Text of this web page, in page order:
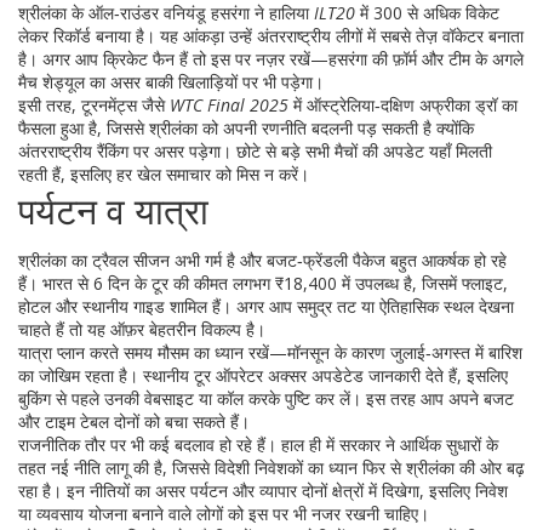
श्रीलंका के ऑल‑राउंडर वनियंडू हसरंगा ने हालियाILT20 में 300 से अधिक विकेट
लेकर रिकॉर्ड बनाया है। यह आंकड़ा उन्हें अंतरराष्ट्रीय लीगों में सबसे तेज़ वॉकेटर बनाता
है। अगर आप क्रिकेट फैन हैं तो इस पर नज़र रखें—हसरंगा की फ़ॉर्म और टीम के अगले
मैच शेड्यूल का असर बाकी खिलाड़ियों पर भी पड़ेगा।
इसी तरह, टूरनमेंट्स जैसे WTC Final 2025 में ऑस्ट्रेलिया‑दक्षिण अफ्रीका ड्रॉ का
फैसला हुआ है, जिससे श्रीलंका को अपनी रणनीति बदलनी पड़ सकती है क्योंकि
अंतरराष्ट्रीय रैंकिंग पर असर पड़ेगा। छोटे से बड़े सभी मैचों की अपडेट यहाँ मिलती
रहती हैं, इसलिए हर खेल समाचार को मिस न करें।
पर्यटन व यात्रा
श्रीलंका का ट्रैवल सीजन अभी गर्म है और बजट‑फ्रेंडली पैकेज बहुत आकर्षक हो रहे
हैं। भारत से 6 दिन के टूर की कीमत लगभग ₹18,400 में उपलब्ध है, जिसमें फ्लाइट,
होटल और स्थानीय गाइड शामिल हैं। अगर आप समुद्र तट या ऐतिहासिक स्थल देखना
चाहते हैं तो यह ऑफ़र बेहतरीन विकल्प है।
यात्रा प्लान करते समय मौसम का ध्यान रखें—मॉनसून के कारण जुलाई‑अगस्त में बारिश
का जोखिम रहता है। स्थानीय टूर ऑपरेटर अक्सर अपडेटेड जानकारी देते हैं, इसलिए
बुकिंग से पहले उनकी वेबसाइट या कॉल करके पुष्टि कर लें। इस तरह आप अपने बजट
और टाइम टेबल दोनों को बचा सकते हैं।
राजनीतिक तौर पर भी कई बदलाव हो रहे हैं। हाल ही में सरकार ने आर्थिक सुधारों के
तहत नई नीति लागू की है, जिससे विदेशी निवेशकों का ध्यान फिर से श्रीलंका की ओर बढ़
रहा है। इन नीतियों का असर पर्यटन और व्यापार दोनों क्षेत्रों में दिखेगा, इसलिए निवेश
या व्यवसाय योजना बनाने वाले लोगों को इस पर भी नजर रखनी चाहिए।